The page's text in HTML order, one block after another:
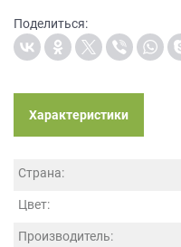
Поделиться:
Характеристики
Страна:
Цвет:
Производитель:
порядке
Политики
обработки
персональных